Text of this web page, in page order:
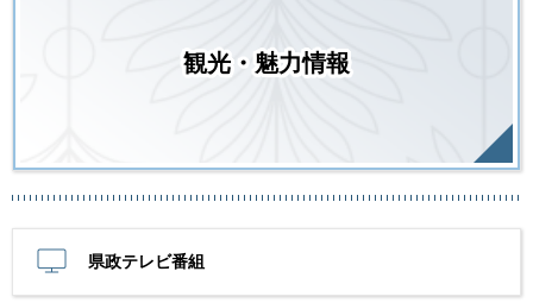
観光・魅力情報
県政テレビ番組